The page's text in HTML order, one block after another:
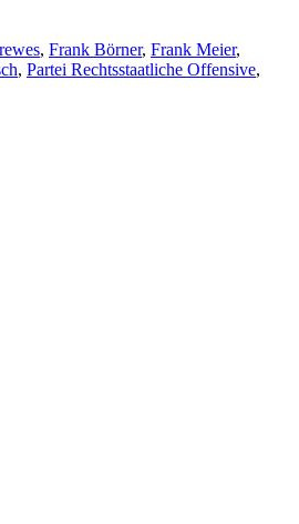
, Frank Börner, Frank Meier,
, Partei Rechtsstaatliche Offensive,